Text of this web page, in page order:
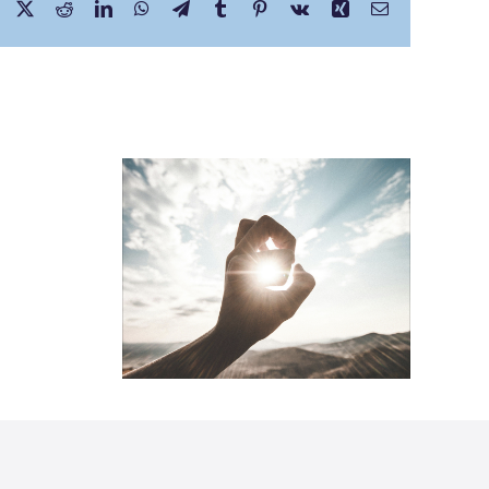
X RedditLinkedInWhatsApp
TelegramTumblr Pinterest
Vk Xing E-